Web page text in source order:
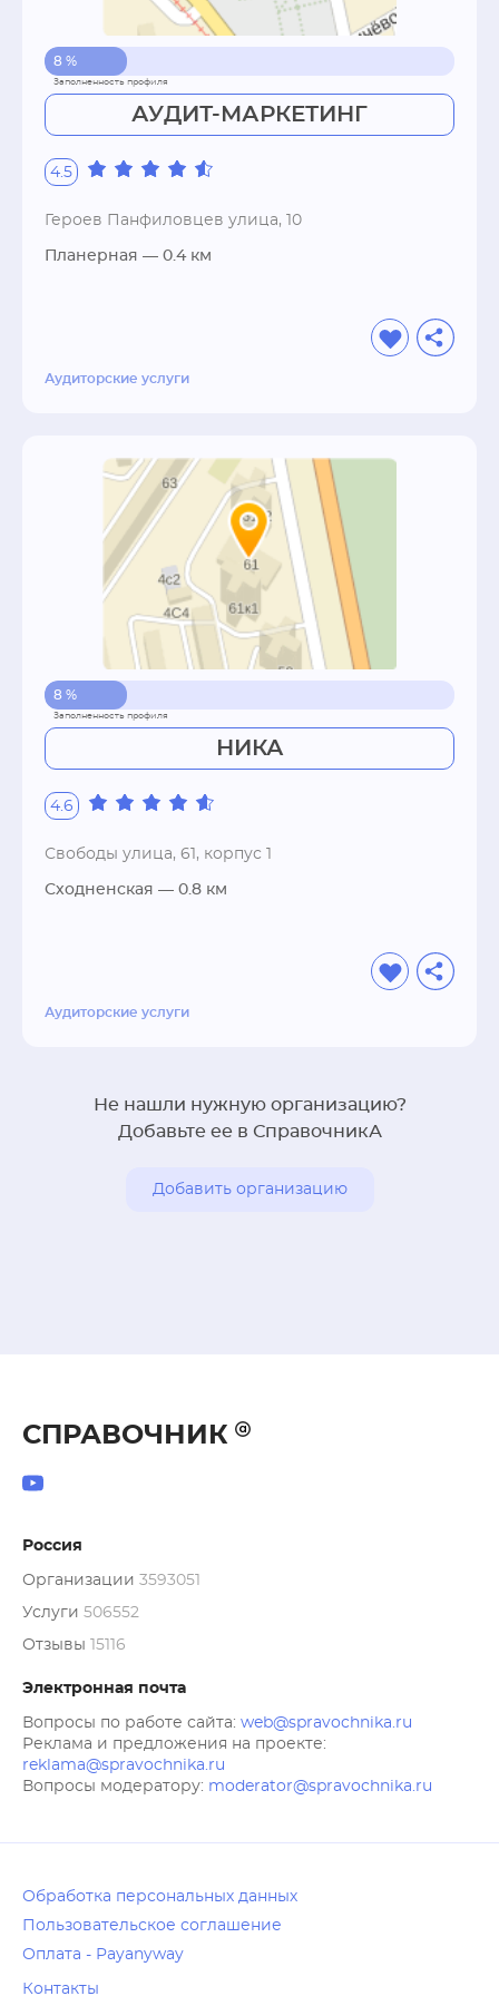
8 %
АУДИТ-МАРКЕТИНГ
4.5
Героев Панфиловцев улица, 10
Планерная — 0.4 км
Аудиторские услуги
8 %
НИКА
4.6
Свободы улица, 61, корпус 1
Сходненская — 0.8 км
Аудиторские услуги
Не нашли нужную организацию?
Добавьте ее в СправочникА
Добавить организацию
СПРАВОЧНИК
Россия
Организации 3593051
Услуги 506552
Отзывы 15116
Электронная почта
Вопросы по работе сайта: web@spravochnika.ru
Реклама и предложения на проекте:
reklama@spravochnika.ru
Вопросы модератору: moderator@spravochnika.ru
Обработка персональных данных
Пользовательское соглашение
Оплата - Payanyway
Контакты